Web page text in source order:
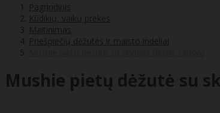
Pagrindinis
Kūdikių, vaikų prekės
Maitinimas
Priešpiečių dėžutės ir maisto indeliai
Mushie pietų dėžutė su